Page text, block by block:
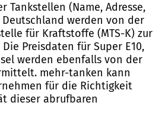
Tankstellen (Name, Adresse,
werden von der
für Kraftstoffe (MTS-K) zur
Preisdaten für Super E10,
werden ebenfalls von der
mehr-tanken kann
für die Richtigkeit
dieser abrufbaren